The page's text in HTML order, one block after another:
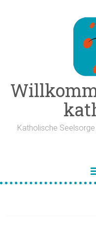
Katholische